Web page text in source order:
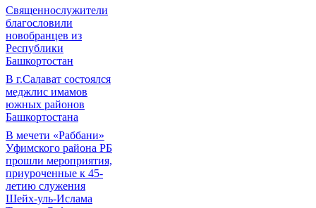
Священнослужители
благословили
новобранцев из
Республики
Башкортостан
В г.Салават состоялся
меджлис имамов
южных районов
Башкортостана
В мечети «Раббани»
Уфимского района РБ
прошли мероприятия,
приуроченные к 45-
летию служения
Шейх-уль-Ислама